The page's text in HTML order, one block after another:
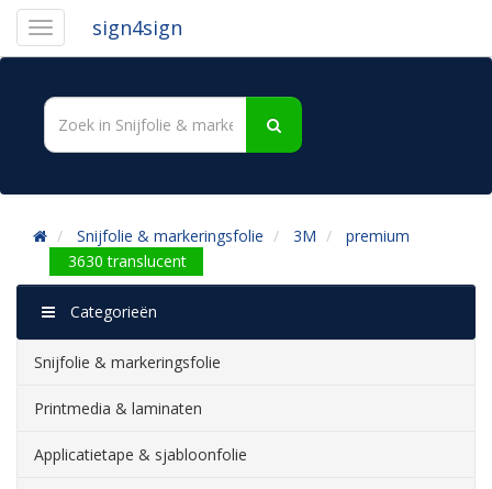
sign4sign
Snijfolie & markeringsfolie 3M
premium
3630 translucent
Categorieën
Snijfolie & markeringsfolie
Printmedia & laminaten
Applicatietape & sjabloonfolie